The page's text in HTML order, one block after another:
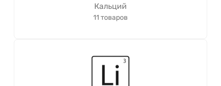
Кальций
11 товаров